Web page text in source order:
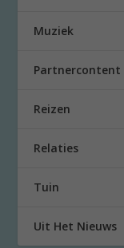
Muziek
Partnercontent
Reizen
Relaties
Tuin
Uit Het Nieuws